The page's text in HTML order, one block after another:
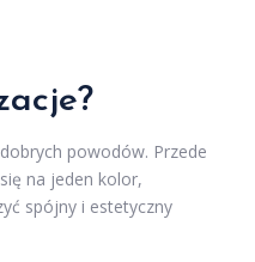
powodów. Przede
na jeden kolor,
spójny i estetyczny